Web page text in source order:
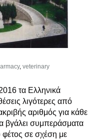
, veterinary
τα Ελληνικά
λιγότερες από
αριθμός για κάθε
βγάλει συμπεράσματα
φέτος σε σχέση με